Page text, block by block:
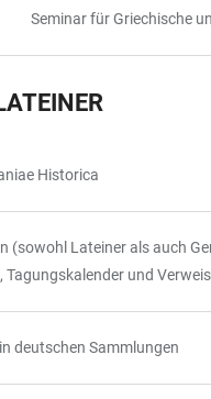
Seminar für Griechische
Historica
(sowohl Lateiner als auch
und
deutschen Sammlungen